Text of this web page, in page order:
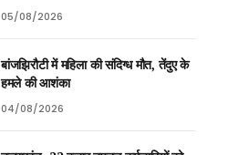
05/08/2026
बांजझिरौटी में महिला की संदिग्ध मौत, तेंदुए के
हमले की आशंका
04/08/2026